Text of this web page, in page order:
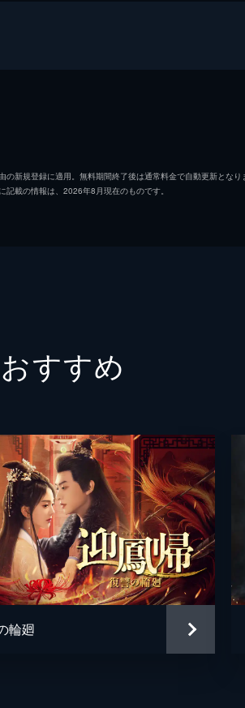
験を制し、母を陥れた張月瑶への復讐
に不可欠な希少薬材が雨に濡れ、太医
主を治療するという難題を押し付けら
の心を開いた栄澤蘭だったが、皇帝の
に、偏屈な瘍医・老鍾頭に弟子入り
閉じ込められ重傷を負うが、彼女の医
ヤン・シータオ
新規登録に適用。無料期間終了後は通常料金で自動更新となり
記載の情報は、2026年8月現在のものです。
おすすめ
輪廻